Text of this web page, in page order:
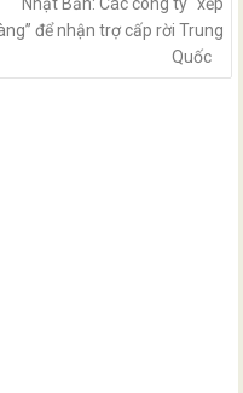
để nhận trợ cấp rời Trung
Quốc